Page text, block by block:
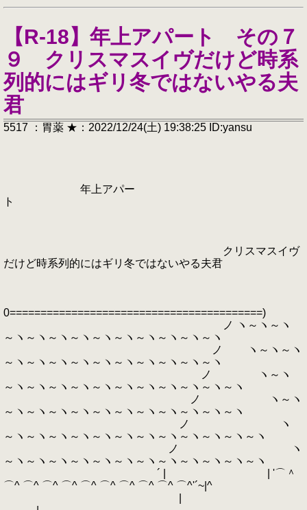
【R-18】年上アパート その７
９ クリスマスイヴだけど時系
列的にはギリ冬ではないやる夫
君
5517 ：胃薬 ★：2022/12/24(土) 19:38:25 ID:yansu
年上アパー
ト
クリスマスイヴ
だけど時系列的にはギリ冬ではないやる夫君
0=========================================)
ノ ヽ～ヽ～ヽ
～ヽ～ヽ～ヽ～ヽ～ヽ～ヽ～ヽ～ヽ～ヽ～ヽ
ノ ヽ～ヽ～ヽ
～ヽ～ヽ～ヽ～ヽ～ヽ～ヽ～ヽ～ヽ～ヽ～ヽ
ノ ヽ～ヽ
～ヽ～ヽ～ヽ～ヽ～ヽ～ヽ～ヽ～ヽ～ヽ～ヽ～ヽ
ノ ヽ～ヽ
～ヽ～ヽ～ヽ～ヽ～ヽ～ヽ～ヽ～ヽ～ヽ～ヽ～ヽ
ノ ヽ
～ヽ～ヽ～ヽ～ヽ～ヽ～ヽ～ヽ～ヽ～ヽ～ヽ～ヽ～ヽ
ノ ヽ
～ヽ～ヽ～ヽ～ヽ～ヽ～ヽ～ヽ～ヽ～ヽ～ヽ～ヽ～ヽ
´ | | '⌒＾
⌒^ ⌒^ ⌒^ ⌒^ ⌒^ ⌒^ ⌒^ ⌒^ ⌒^ ⌒^'´~|^